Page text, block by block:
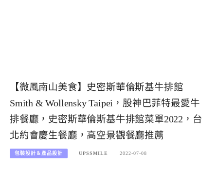
【微風南山美食】史密斯華倫斯基牛排館
Smith & Wollensky Taipei，股神巴菲特最愛牛
排餐廳，史密斯華倫斯基牛排館菜單2022，台
北約會慶生餐廳，高空景觀餐廳推薦
包裝設計＆產品設計 UPSSMILE 2022-07-08